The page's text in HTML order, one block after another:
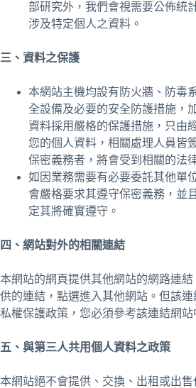
部研究外，我們會視需要公佈統
涉及特定個人之資料。
三、資料之保護
本網站主機均設有防火牆、防毒
全設備及必要的安全防護措施，
資料採用嚴格的保護措施，只由
您的個人資料，相關處理人員皆
保密義務者，將會受到相關的法
如因業務需要有必要委託其他單
會嚴格要求其遵守保密義務，並
定其將確實遵守。
四、網站對外的相關連結
本網站的網頁提供其他網站的網路連
供的連結，點選進入其他網站。但該
私權保護政策，您必須參考該連結網站
五、與第三人共用個人資料之政策
本網站絕不會提供、交換、出租或出